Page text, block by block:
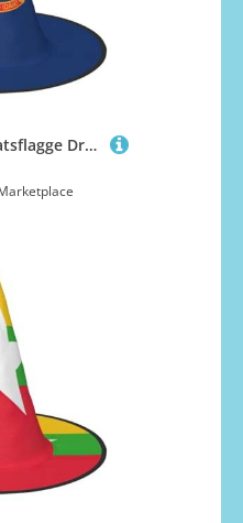
BREAUX Idaho Staatsflagge Druck Halloween Hexe und Zauberer Hut Hexenkostüm für Themendekoration Halloween Party